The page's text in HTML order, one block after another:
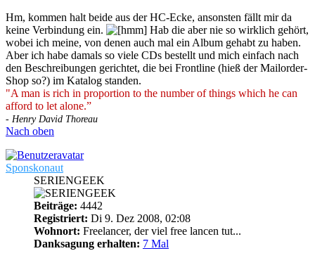
Hm, kommen halt beide aus der HC-Ecke, ansonsten fällt mir da
keine Verbindung ein.
Hab die aber nie so wirklich gehört,
wobei ich meine, von denen auch mal ein Album gehabt zu haben.
Aber ich habe damals so viele CDs bestellt und mich einfach nach
den Beschreibungen gerichtet, die bei Frontline (hieß der Mailorder-
Shop so?) im Katalog standen.
"A man is rich in proportion to the number of things which he can
afford to let alone.”
- Henry David Thoreau
Nach oben
Sponskonaut
SERIENGEEK
Beiträge: 4442
Registriert: Di 9. Dez 2008, 02:08
Wohnort: Freelancer, der viel free lancen tut...
Danksagung erhalten: 7 Mal